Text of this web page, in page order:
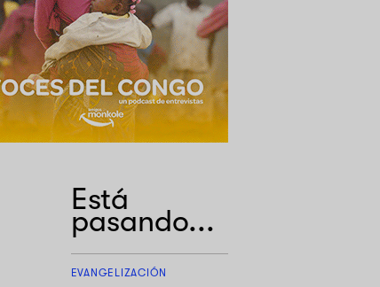
Está
pasando...
EVANGELIZACIÓN